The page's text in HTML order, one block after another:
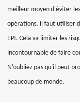
meilleur moyen d'éviter
opérations, il faut utiliser
EPI. Cela va limiter les
incontournable de faire
N'oubliez pas qu'il peut
beaucoup de monde.